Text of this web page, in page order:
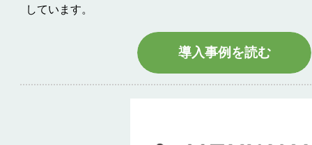
しています。
導入事例を読む